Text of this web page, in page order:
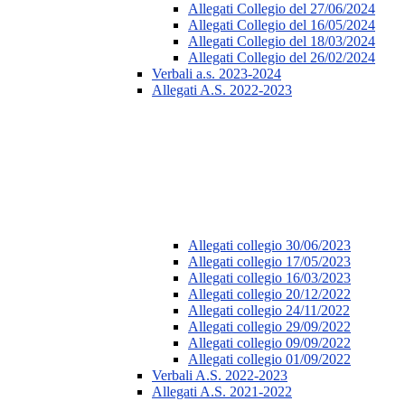
Allegati Collegio del 27/06/2024
Allegati Collegio del 16/05/2024
Allegati Collegio del 18/03/2024
Allegati Collegio del 26/02/2024
Verbali a.s. 2023-2024
Allegati A.S. 2022-2023
Allegati collegio 30/06/2023
Allegati collegio 17/05/2023
Allegati collegio 16/03/2023
Allegati collegio 20/12/2022
Allegati collegio 24/11/2022
Allegati collegio 29/09/2022
Allegati collegio 09/09/2022
Allegati collegio 01/09/2022
Verbali A.S. 2022-2023
Allegati A.S. 2021-2022